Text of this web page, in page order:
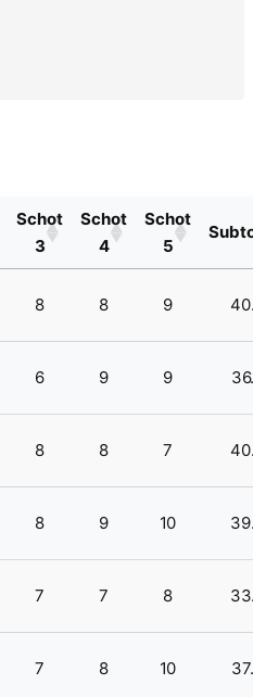
Schot
3
Schot
4
Schot
5
8 8 9
6 9 9
8 8 7
8 9 10
7 7 8
7 8 10